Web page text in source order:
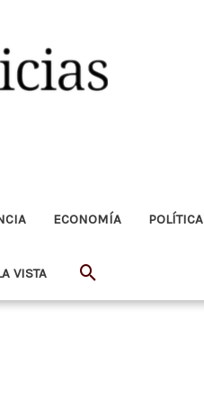
ECONOMÍA POLÍTICA
VISTA Buscar